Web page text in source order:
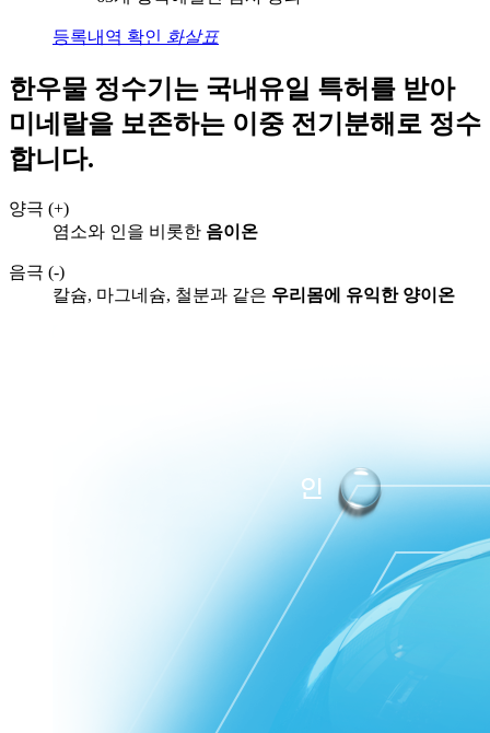
등록내역 확인 화살표
한우물 정수기는 국내유일 특허를 받아
미네랄을 보존하는 이중 전기분해로 정수
합니다.
양극 (+)
염소와 인을 비롯한 음이온
음극 (-)
칼슘, 마그네슘, 철분과 같은 우리몸에 유익한 양이온